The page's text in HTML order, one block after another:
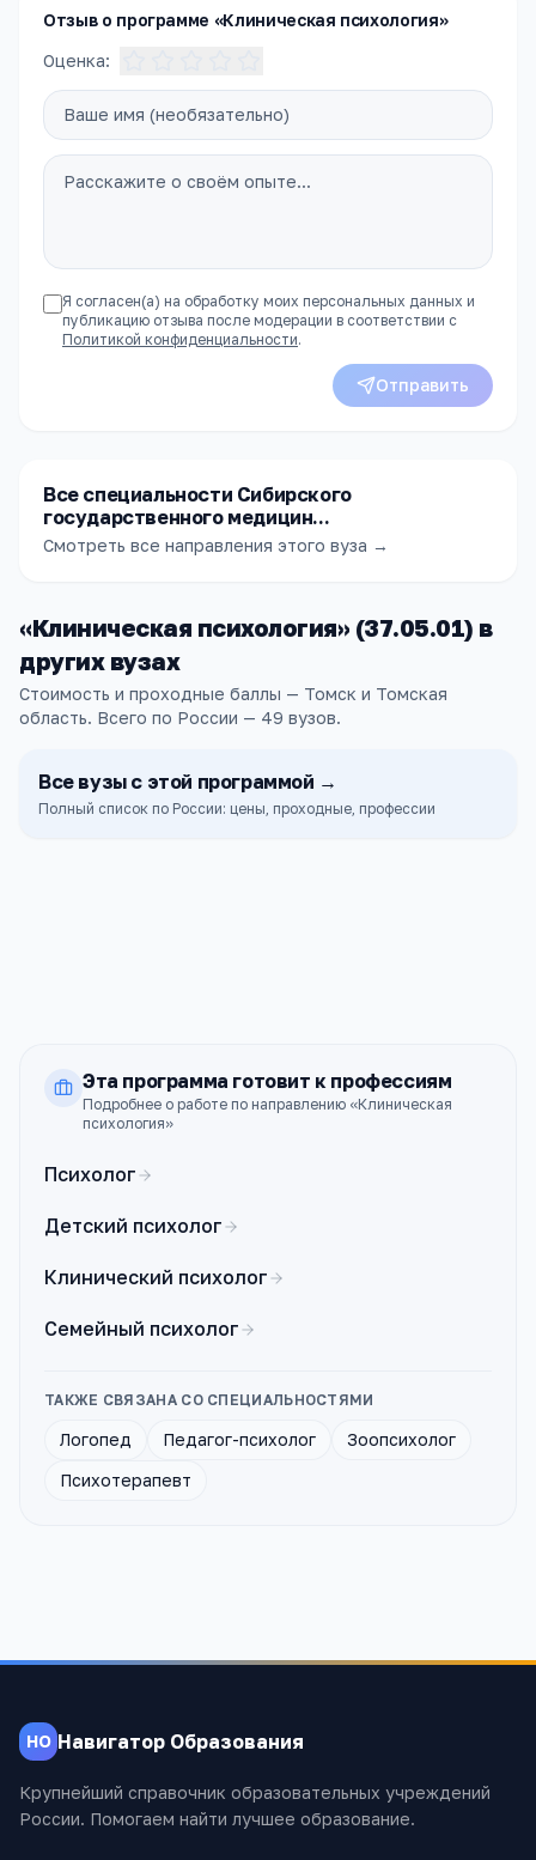
Отзыв о программе «Клиническая психология»
Оценка:
Я согласен(а) на обработку моих персональных данных и
публикацию отзыва после модерации в соответствии с
Политикой конфиденциальности.
Отправить
Все специальности Сибирского
государственного медицин...
Смотреть все направления этого вуза →
«Клиническая психология» (37.05.01) в
других вузах
Стоимость и проходные баллы — Томск и Томская
область. Всего по России — 49 вузов.
Все вузыс этой программой →
Полный список по России: цены, проходные, профессии
Эта программа готовит к профессиям
Подробнее о работе по направлению «Клиническая
психология»
Психолог
Детский психолог
Клинический психолог
Семейный психолог
ТАКЖЕ СВЯЗАНА СО СПЕЦИАЛЬНОСТЯМИ
Логопед Педагог-психолог
Зоопсихолог
Психотерапевт
НО Навигатор Образования
Крупнейший справочник образовательных учреждений
России. Помогаем найти лучшее образование.